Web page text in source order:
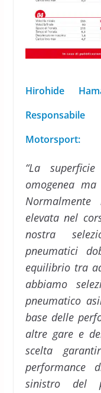
Hirohide
Motorsport:
“La
omogenea
elevata nel
nostra
pneumatici
equilibrio tra
abbiamo
pneumatico
base delle
altre gare e
scelta
performance
sinistro del